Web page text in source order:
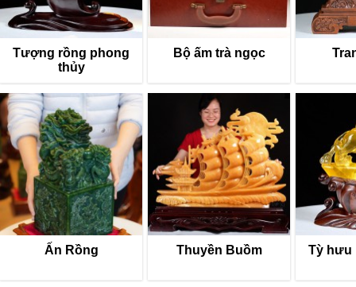
Tượng rồng phong
thủy
Bộ ấm trà ngọc
Ấn Rồng Thuyền Buồm Tỳ hưu